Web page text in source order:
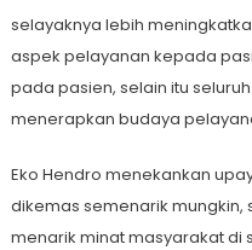
selayaknya lebih
aspek pelayanan kepada
pada pasien, selain itu seluruh
menerapkan budaya
Eko Hendro menekankan
dikemas semenarik mungkin,
menarik minat masyarakat di